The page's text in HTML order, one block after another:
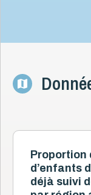
Proportion
d’enfants
déjà suivi